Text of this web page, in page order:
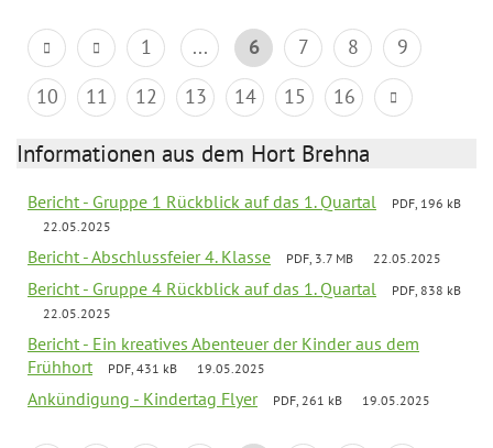
1 ... 6 7 8
9
10
11 12 13 14 15 16
Informationen aus dem Hort Brehna
Bericht - Gruppe 1 Rückblick auf das 1. Quartal
PDF, 196 kB
22.05.2025
Bericht - Abschlussfeier 4. Klasse PDF, 3.7 MB 22.05.2025
Bericht - Gruppe 4 Rückblick auf das 1. Quartal
PDF, 838 kB
22.05.2025
Bericht - Ein kreatives Abenteuer der Kinder aus dem
Frühhort
PDF, 431 kB 19.05.2025
Ankündigung - Kindertag Flyer PDF, 261 kB 19.05.2025